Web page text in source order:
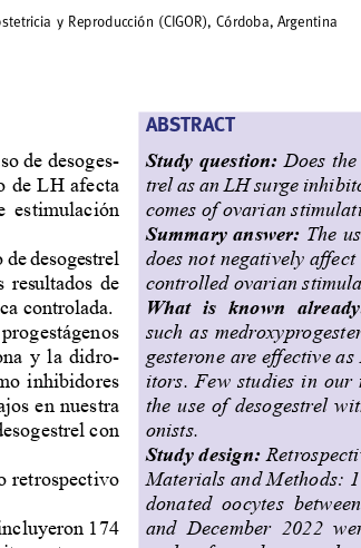
y Reproducción (CIGOR), Córdoba, Argentina
de desoges-
de LH afecta
estimulación
de desogestrel
resultados  de
controlada.
progestágenos
y  la  didro-
inhibidores
en nuestra
con
retrospectivo
174
ABSTRACT
Study question: Does
trel as an LH surge
comes of ovarian
Summary answer: The
does not negatively
controlled ovarian
What  is  known
such as
gesterone are effective
itors. Few studies in our
the use of desogestrel
onists.
Study design:
Materials and Methods:
donated  oocytes
and  December  2022